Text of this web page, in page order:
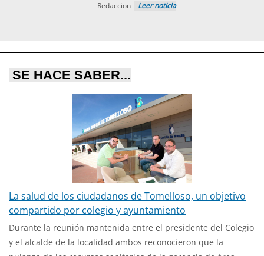
— Redaccion Leer noticia
SE HACE SABER...
La salud de los ciudadanos de Tomelloso, un objetivo
compartido por colegio y ayuntamiento
Durante la reunión mantenida entre el presidente del Colegio
y el alcalde de la localidad ambos reconocieron que la